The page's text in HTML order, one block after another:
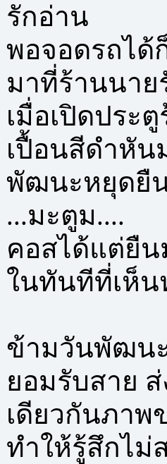
รักอ่าน
พอจอดรถได้
มาที่ร้านนาย
เมื่อเปิดประ
เปื้อนสีดำหั
พัฒนะหยุดยืน
...มะตูม....
คอสได้แต่ยื
ในทันทีที่เห็
ข้ามวันพัฒนะ
ยอมรับสาย
เดียวกันภา
ทำให้รู้สึกไม่